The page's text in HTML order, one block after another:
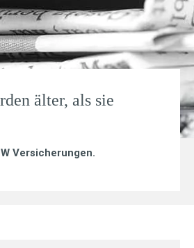
älter, als sie
Versicherungen.